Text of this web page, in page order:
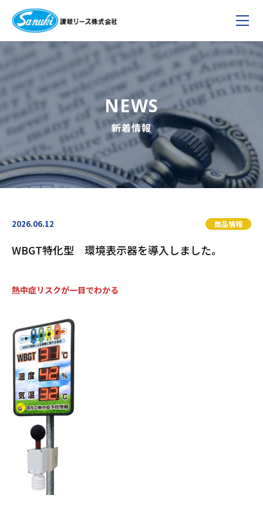
NEWS
新着情報
2026.06.12 商品情報
WBGT特化型 環境表示器を導入しました。
熱中症リスクが一目でわかる